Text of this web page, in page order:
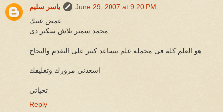
ياسر سليم
June 29, 2007 at 9:20 PM
غمض عنيك
محمد سمير بلاش سكير دى
هو العلم كله فى مجمله علم بيساعد كتير على التقدم والنجاح
اسعدنى مرورك وتعليقك
تحياتى
Reply